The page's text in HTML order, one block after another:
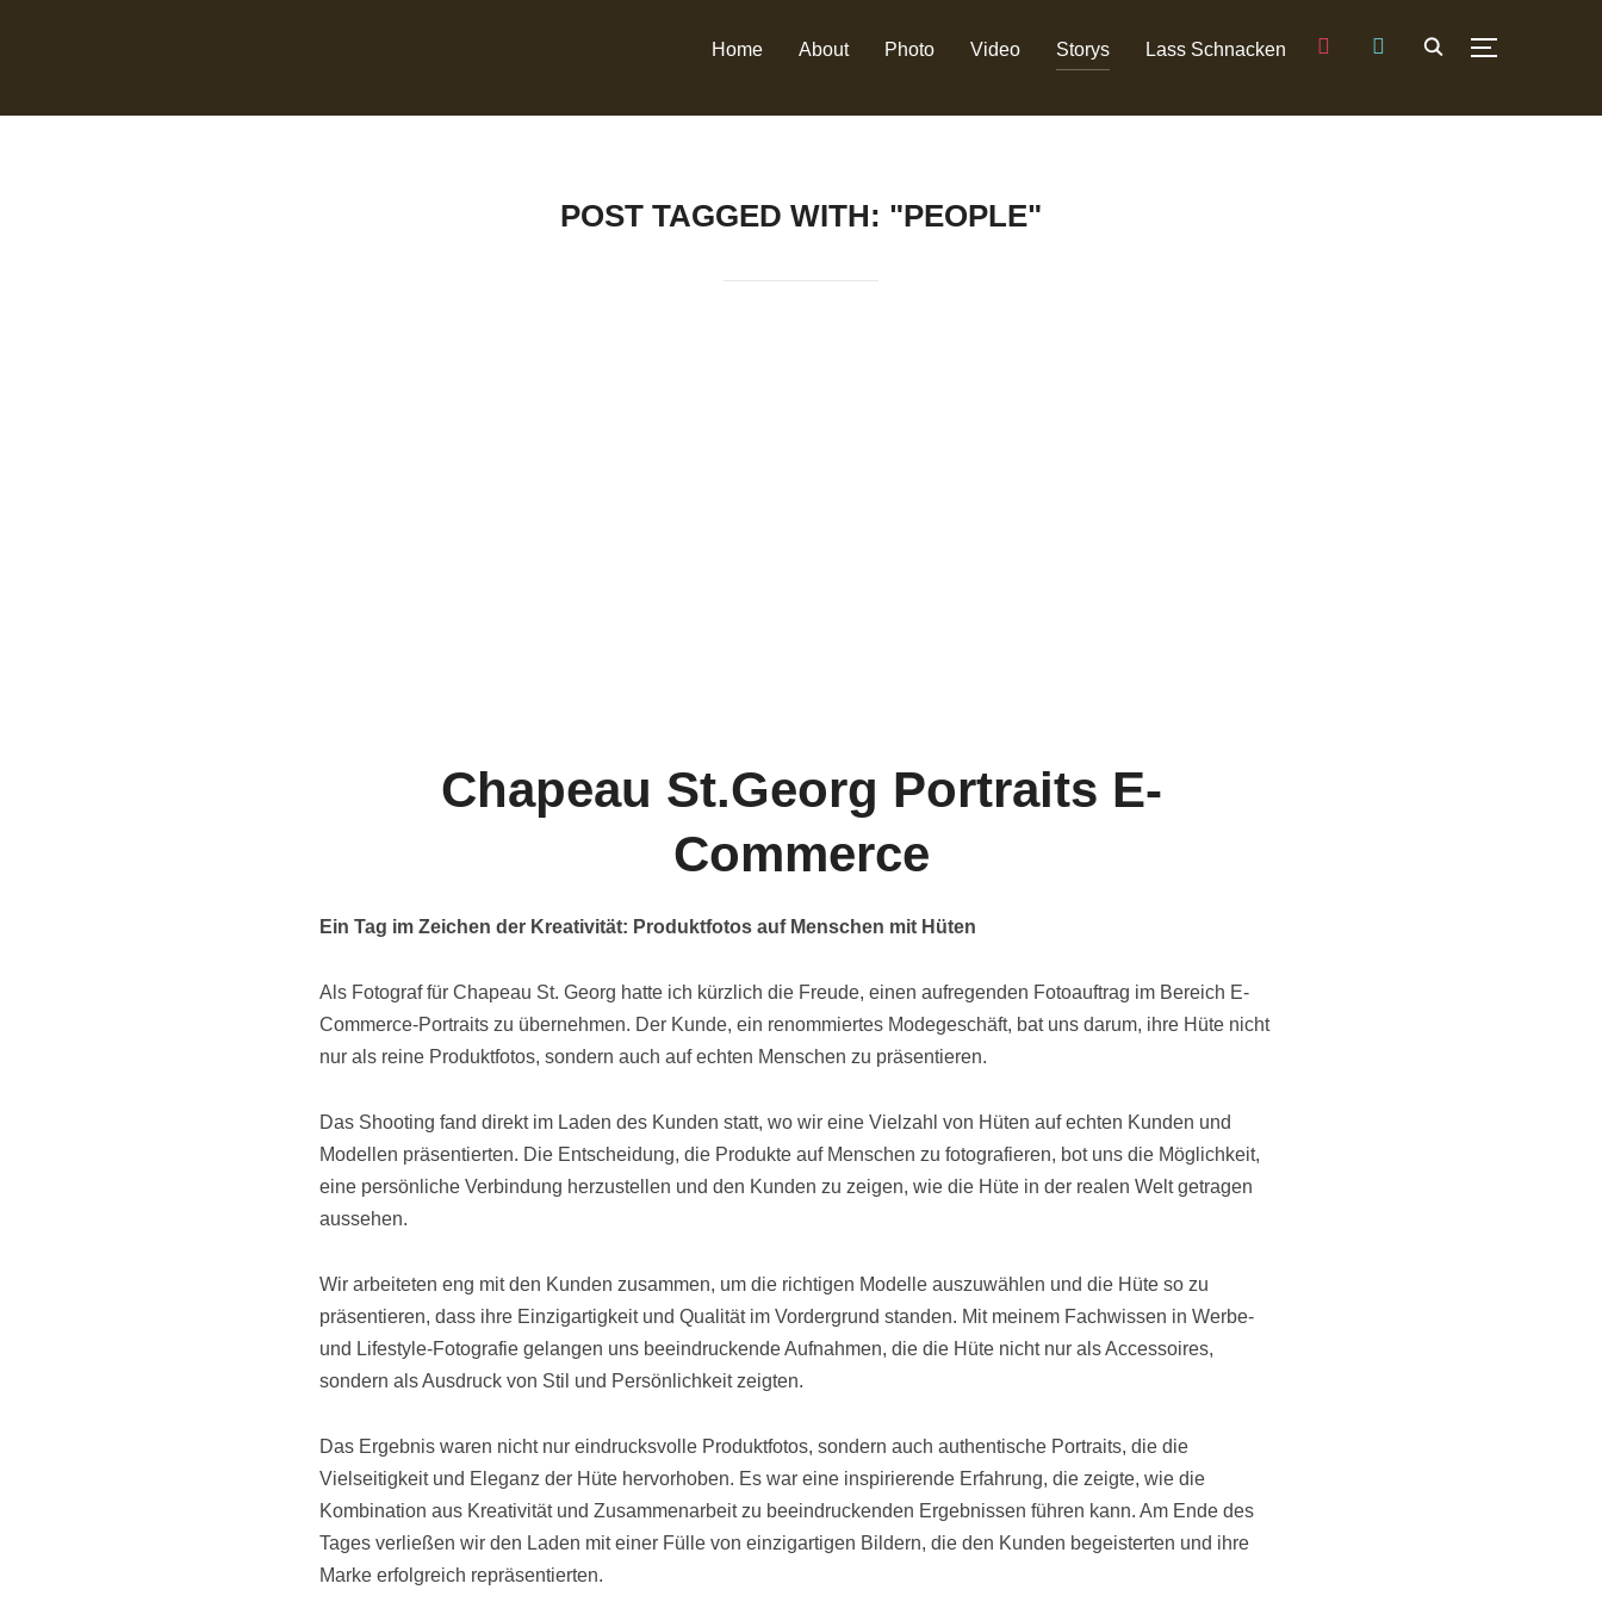
instagram
tiktok
Home About Photo Video Storys Lass Schnacken
POST TAGGED WITH: "PEOPLE"
Chapeau St.Georg Portraits E-
Commerce
Ein Tag im Zeichen der Kreativität: Produktfotos auf Menschen mit Hüten
Als Fotograf für Chapeau St. Georg hatte ich kürzlich die Freude, einen aufregenden Fotoauftrag im Bereich E-
Commerce-Portraits zu übernehmen. Der Kunde, ein renommiertes Modegeschäft, bat uns darum, ihre Hüte nicht
nur als reine Produktfotos, sondern auch auf echten Menschen zu präsentieren.
Das Shooting fand direkt im Laden des Kunden statt, wo wir eine Vielzahl von Hüten auf echten Kunden und
Modellen präsentierten. Die Entscheidung, die Produkte auf Menschen zu fotografieren, bot uns die Möglichkeit,
eine persönliche Verbindung herzustellen und den Kunden zu zeigen, wie die Hüte in der realen Welt getragen
aussehen.
Wir arbeiteten eng mit den Kunden zusammen, um die richtigen Modelle auszuwählen und die Hüte so zu
präsentieren, dass ihre Einzigartigkeit und Qualität im Vordergrund standen. Mit meinem Fachwissen in Werbe-
und Lifestyle-Fotografie gelangen uns beeindruckende Aufnahmen, die die Hüte nicht nur als Accessoires,
sondern als Ausdruck von Stil und Persönlichkeit zeigten.
Das Ergebnis waren nicht nur eindrucksvolle Produktfotos, sondern auch authentische Portraits, die die
Vielseitigkeit und Eleganz der Hüte hervorhoben. Es war eine inspirierende Erfahrung, die zeigte, wie die
Kombination aus Kreativität und Zusammenarbeit zu beeindruckenden Ergebnissen führen kann. Am Ende des
Tages verließen wir den Laden mit einer Fülle von einzigartigen Bildern, die den Kunden begeisterten und ihre
Marke erfolgreich repräsentierten.